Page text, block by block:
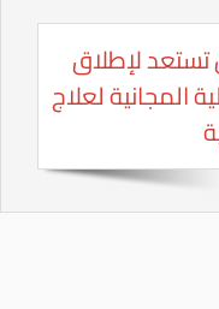
لإطلاق
المجانية لعلاج